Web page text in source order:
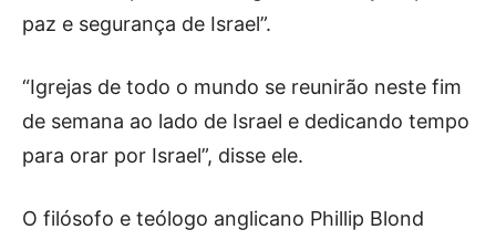
paz e segurança de Israel”.
“Igrejas de todo o mundo se reunirão neste fim
de semana ao lado de Israel e dedicando tempo
para orar por Israel”, disse ele.
O filósofo e teólogo anglicano Phillip Blond